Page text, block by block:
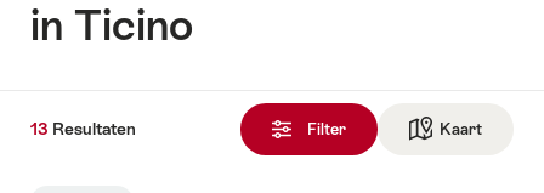
in Ticino
Resultaten
Filter Kaart
13 Resultaten